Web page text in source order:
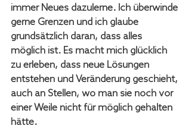
immer Neues dazulerne. Ich überwinde
gerne Grenzen und ich glaube
grundsätzlich daran, dass alles
möglich ist. Es macht mich glücklich
zu erleben, dass neue Lösungen
entstehen und Veränderung geschieht,
auch an Stellen, wo man sie noch vor
einer Weile nicht für möglich gehalten
hätte.